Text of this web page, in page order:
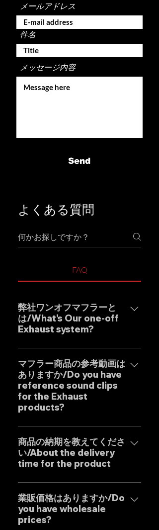
メールアドレス
件名
メッセージ内容
Send
よくある質問
FAQ
弊社ワンオフマフラーと
は/What's Our one-off
Exhaust system?
弊社ワンオフマフラーブラン
ド"GOAT STRADA"は究極のサウ
ンドをモットーとしたエキゾース
トシステムです。 日本人の"もの
づくり"の感覚と自社工場専属日本
人デザイナーによる妥協のない設
コストパフォーマンスを実現した
商品となります。 Our custom
one-off muffler brand "GOAT
STRADA" is an exhaust system
with the motto of achieving the
ultimate sound. It is a product
that combines the Japanese
"monozukuri" (craftsmanship)
マフラー商品の参考動画は
ありますか/Do you have
reference sound clips
for the Exhaust
products?
はい、弊社のマフラーは国内のお
客様はもとより世界中のお客様に
広くご販売しておりますので動画
に関しましては個別的にお問い合
only to domestic customers
but to customers around the
world. For sound clips, please
商品の納期を教えてくださ
い/About the delivery
time for the product
弊社のマフラーはお客様のご要望
に最大限応えるべく完全にテーラ
ーメイドの受注生産となりますの
で、一部の商品を除き通常の納期
業販価格はありますか/Do
you have wholesale
prices?